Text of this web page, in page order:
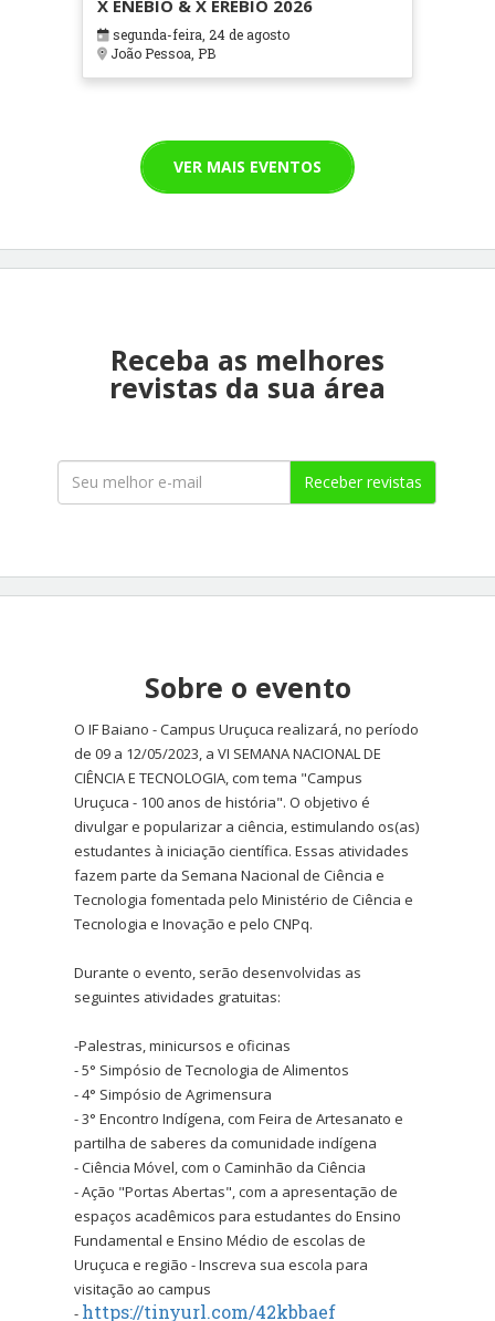
X ENEBIO & X EREBIO 2026
segunda-feira, 24 de agosto
João Pessoa, PB
VER MAIS EVENTOS
Receba as melhores
revistas da sua área
Receber revistas
Sobre o evento
O IF Baiano - Campus Uruçuca realizará, no período
de 09 a 12/05/2023, a VI SEMANA NACIONAL DE
CIÊNCIA E TECNOLOGIA, com tema "Campus
Uruçuca - 100 anos de história". O objetivo é
divulgar e popularizar a ciência, estimulando os(as)
estudantes à iniciação científica. Essas atividades
fazem parte da Semana Nacional de Ciência e
Tecnologia fomentada pelo Ministério de Ciência e
Tecnologia e Inovação e pelo CNPq.
Durante o evento, serão desenvolvidas as
seguintes atividades gratuitas:
-Palestras, minicursos e oficinas
- 5° Simpósio de Tecnologia de Alimentos
- 4° Simpósio de Agrimensura
- 3° Encontro Indígena, com Feira de Artesanato e
partilha de saberes da comunidade indígena
- Ciência Móvel, com o Caminhão da Ciência
- Ação "Portas Abertas", com a apresentação de
espaços acadêmicos para estudantes do Ensino
Fundamental e Ensino Médio de escolas de
Uruçuca e região - Inscreva sua escola para
visitação ao campus
- https://tinyurl.com/42kbbaef